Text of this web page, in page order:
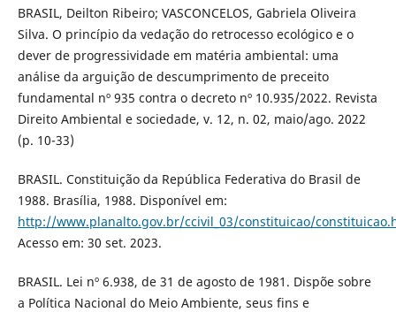
BRASIL, Deilton Ribeiro; VASCONCELOS, Gabriela Oliveira
Silva. O princípio da vedação do retrocesso ecológico e o
dever de progressividade em matéria ambiental: uma
análise da arguição de descumprimento de preceito
fundamental nº 935 contra o decreto nº 10.935/2022. Revista
Direito Ambiental e sociedade, v. 12, n. 02, maio/ago. 2022
(p. 10-33)
BRASIL. Constituição da República Federativa do Brasil de
1988. Brasília, 1988. Disponível em:
http://www.planalto.gov.br/ccivil_03/constituicao/
Acesso em: 30 set. 2023.
BRASIL. Lei nº 6.938, de 31 de agosto de 1981. Dispõe sobre
a Política Nacional do Meio Ambiente, seus fins e